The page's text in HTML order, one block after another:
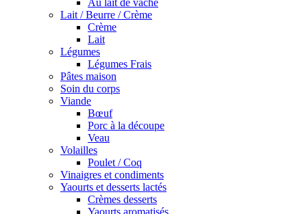
Au lait de vache
Lait / Beurre / Crème
Crème
Lait
Légumes
Légumes Frais
Pâtes maison
Soin du corps
Viande
Bœuf
Porc à la découpe
Veau
Volailles
Poulet / Coq
Vinaigres et condiments
Yaourts et desserts lactés
Crèmes desserts
Yaourts aromatisés